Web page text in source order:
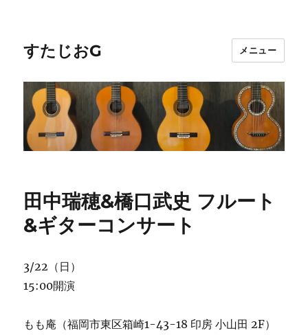
すたじおG メニュー
田中瑞穂&橋口武史 フルート
&ギターコンサート
3/22（日）
15:00開演
もも庵（福岡市東区箱崎1-43-18 印房 小山田 2F）